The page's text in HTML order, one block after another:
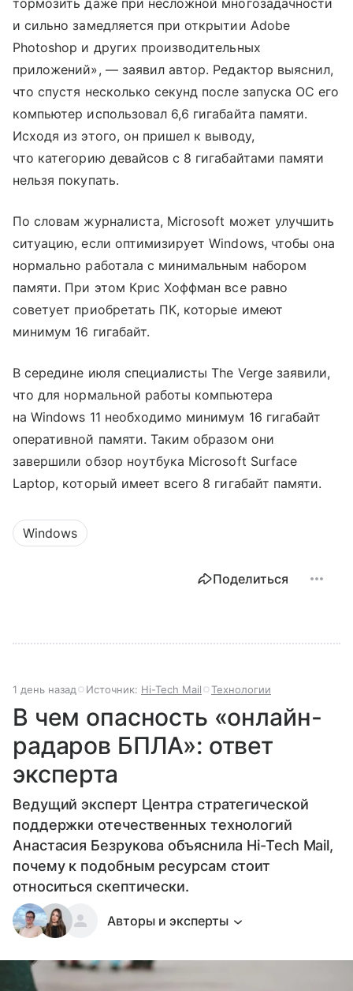
тормозить даже при несложной многозадачности
и сильно замедляется при открытии Adobe
Photoshop и других производительных
приложений», — заявил автор. Редактор выяснил,
что спустя несколько секунд после запуска ОС его
компьютер использовал 6,6 гигабайта памяти.
Исходя из этого, он пришел к выводу,
что категорию девайсов с 8 гигабайтами памяти
нельзя покупать.
По словам журналиста, Microsoft может улучшить
ситуацию, если оптимизирует Windows, чтобы она
нормально работала с минимальным набором
памяти. При этом Крис Хоффман все равно
советует приобретать ПК, которые имеют
минимум 16 гигабайт.
В середине июля специалисты The Verge заявили,
что для нормальной работы компьютера
на Windows 11 необходимо минимум 16 гигабайт
оперативной памяти. Таким образом они
завершили обзор ноутбука Microsoft Surface
Laptop, который имеет всего 8 гигабайт памяти.
Windows
Поделиться
1 день назад Источник: Hi-Tech Mail Технологии
В чем опасность «онлайн-
радаров БПЛА»: ответ
эксперта
Ведущий эксперт Центра стратегической
поддержки отечественных технологий
Анастасия Безрукова объяснила Hi-Tech Mail,
почему к подобным ресурсам стоит
относиться скептически.
Авторы и эксперты